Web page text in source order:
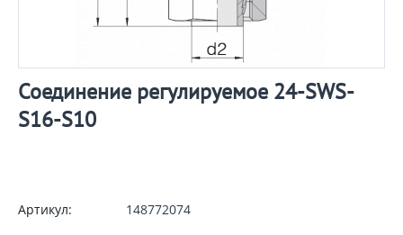
Соединение регулируемое 24-SWS-
S16-S10
Артикул: 148772074